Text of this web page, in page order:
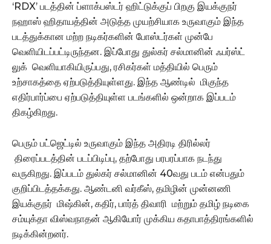
‘RDX’ படத்தின் ப்ளாக்பஸ்டர் ஹிட்டுக்குப் பிறகு இயக்குநர்
நஹாஸ் ஹிதாயத்தின் அடுத்த முயற்சியாக உருவாகும் இந்த
படத்துக்கான மற்ற நடிகர்களின் போஸ்டர்கள் முன்பே
வெளியிடப்பட்டிருந்தன. இப்போது துல்கர் சல்மானின் ஃபர்ஸ்ட்
லுக் வெளியாகியிருப்பது, ரசிகர்கள் மத்தியில் பெரும்
உற்சாகத்தை ஏற்படுத்தியுள்ளது. இந்த ஆண்டில் மிகுந்த
எதிர்பார்ப்பை ஏற்படுத்தியுள்ள படங்களில் ஒன்றாக இப்படம்
திகழ்கிறது.
பெரும் பட்ஜெட்டில் உருவாகும் இந்த அதிரடி திரில்லர்
திரைப்படத்தின் படப்பிடிப்பு, தற்போது பரபரப்பாக நடந்து
வருகிறது. இப்படம் துல்கர் சல்மானின் 40வது படம் என்பதும்
குறிப்பிடத்தக்கது. ஆண்டனி வர்கீஸ், தமிழின் முன்னணி
இயக்குநர் மிஷ்கின், கதிர், பார்த் திவாரி மற்றும் தமிழ் நடிகை
சம்யுக்தா விஸ்வநாதன் ஆகியோர் முக்கிய கதாபாத்திரங்களில்
நடிக்கின்றனர்.